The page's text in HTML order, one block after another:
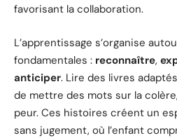
favorisant la collaboration.
L’apprentissage s’organise
fondamentales : reconnaître,
anticiper. Lire des livres
de mettre des mots sur la
peur. Ces histoires créent un
sans jugement, où l’enfant